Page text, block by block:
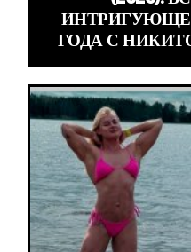
ГОДА С